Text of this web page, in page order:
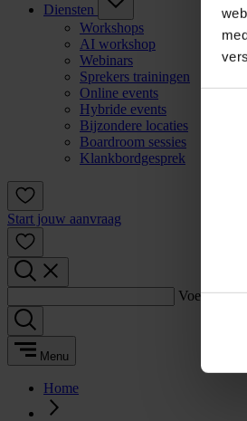
Diensten
Workshops
AI workshop
Webinars
Sprekers trainingen
Online events
Hybride events
Bijzondere locaties
Boardroom sessies
Klankbordgesprek
Start jouw aanvraag
Voer een
Menu
Home